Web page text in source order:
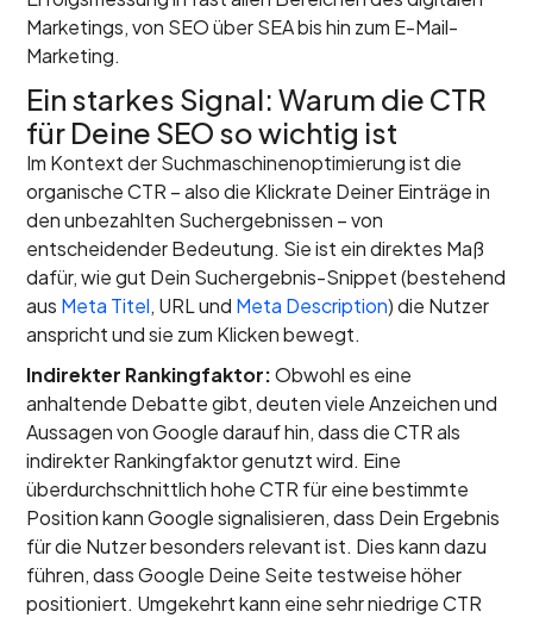
Marketings, von SEO über SEA bis hin zum E-Mail-
Marketing.
Ein starkes Signal: Warum die CTR
für Deine SEO so wichtig ist
Im Kontext der Suchmaschinenoptimierung ist die
organische CTR – also die Klickrate Deiner Einträge in
den unbezahlten Suchergebnissen – von
entscheidender Bedeutung. Sie ist ein direktes Maß
dafür, wie gut Dein Suchergebnis-Snippet (bestehend
aus Meta Titel, URL und Meta Description) die Nutzer
anspricht und sie zum Klicken bewegt.
Indirekter Rankingfaktor:Obwohl es eine
anhaltende Debatte gibt, deuten viele Anzeichen und
Aussagen von Google darauf hin, dass die CTR als
indirekter Rankingfaktor genutzt wird. Eine
überdurchschnittlich hohe CTR für eine bestimmte
Position kann Google signalisieren, dass Dein Ergebnis
für die Nutzer besonders relevant ist. Dies kann dazu
führen, dass Google Deine Seite testweise höher
positioniert. Umgekehrt kann eine sehr niedrige CTR